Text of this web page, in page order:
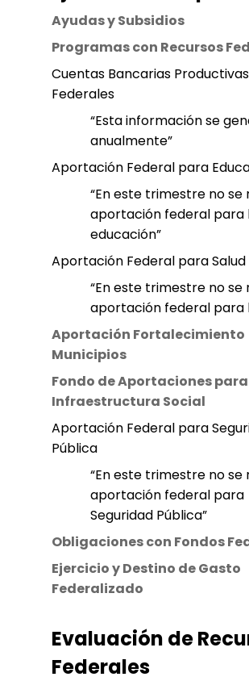
Ayudas y Subsidios
Programas con Recursos
Cuentas Bancarias Productivas
Federales
“Esta información se
anualmente”
Aportación Federal para
“En este trimestre no se
aportación federal para
educación”
Aportación Federal para Salud
“En este trimestre no se
aportación federal para
Aportación Fortalecimiento
Municipios
Fondo de Aportaciones
Infraestructura Social
Aportación Federal para
Pública
“En este trimestre no se
aportación federal para
Seguridad Pública”
Obligaciones con Fondos
Ejercicio y Destino de Gasto
Federalizado
Evaluación de
Federales